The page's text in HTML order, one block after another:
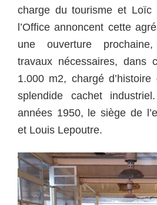
charge du tourisme et Loïc
l’Office annoncent cette
une ouverture
travaux nécessaires, dans
1.000 m2, chargé
splendide cachet
années 1950, le siège de
et Louis Lepoutre.